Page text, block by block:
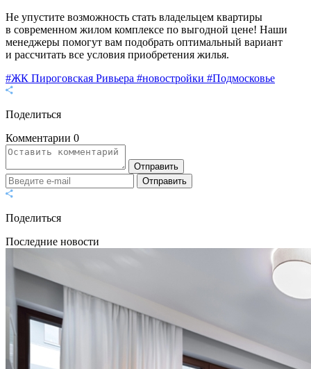
Не упустите возможность стать владельцем квартиры
в современном жилом комплексе по выгодной цене! Наши
менеджеры помогут вам подобрать оптимальный вариант
и рассчитать все условия приобретения жилья.
#ЖК Пироговская Ривьера #новостройки #Подмосковье
Поделиться
Комментарии 0
Отправить
Отправить
Поделиться
Последние новости